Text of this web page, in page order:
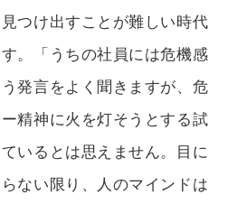
つけ出すことが難しい時代
。「うちの社員には危機感
発言をよく聞きますが、危
精神に火を灯そうとする試
いるとは思えません。目に
ない限り、人のマインドは